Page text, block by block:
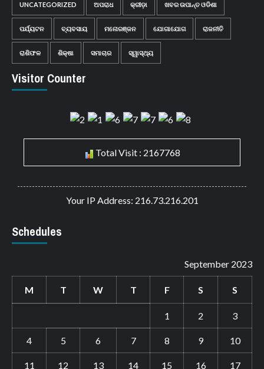
UNCATEGORIZED ଅପରାଧ କ୍ରୀଡ଼ା ଖବର ଉପାନ୍ତ ଓଡିଶା
ପର୍ଯ୍ୟଟନ ବ୍ୟବସାୟ ମନୋରଞ୍ଜନ ଯୋଗାଯୋଗ ରାଜନୀତି
ରାଶିଫଳ ଶିକ୍ଷା ସମାଚାର ସ୍ୱାସ୍ଥ୍ୟ
Visitor Counter
Total Visit : 2167768
Your IP Address: 216.73.216.201
Schedules
September 2023
M T W T F S S
1 2 3
4 5 6 7 8 9 10
11 12 13 14 15 16 17